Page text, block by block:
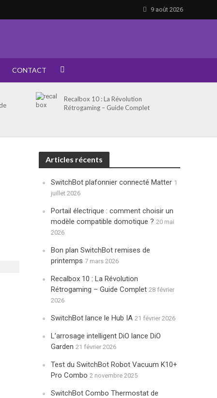
9 août 2026
CONTACT
Recalbox 10 : La Révolution
Rétrogaming – Guide Complet
Articles récents
SwitchBot plafonnier connecté Matter 1
juillet 2026
Portail électrique : comment choisir un
modèle compatible domotique ? 20 mai
2026
Bon plan SwitchBot remises de
printemps 7 mars 2026
Recalbox 10 : La Révolution
Rétrogaming – Guide Complet 28 février
2026
SwitchBot lance le Hub IA 21 février 2026
L’arrosage intelligent DiO lance DiO
Garden 21 février 2026
Test du SwitchBot Robot Vacuum K10+
Pro Combo 2 novembre 2025
SwitchBot Combo Thermostat de